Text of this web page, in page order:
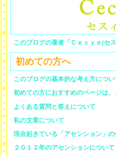
このブログの著者「Ｃｅｃｙｅ(セ
初めての方へ
このブログの基本的な考え方につい
初めての方におすすめのページは、
よくある質問と答えについて
私の文章について
現在起きている「アセンション」
２０１２年のアセンションについて